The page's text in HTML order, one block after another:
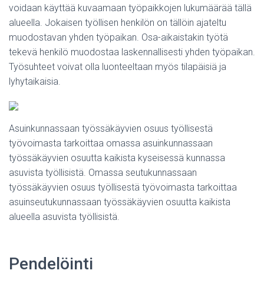
voidaan käyttää kuvaamaan työpaikkojen lukumäärää tällä
alueella. Jokaisen työllisen henkilön on tällöin ajateltu
muodostavan yhden työpaikan. Osa-aikaistakin työtä
tekevä henkilö muodostaa laskennallisesti yhden työpaikan.
Työsuhteet voivat olla luonteeltaan myös tilapäisiä ja
lyhytaikaisia.
Asuinkunnassaan työssäkäyvien osuus työllisestä
työvoimasta tarkoittaa omassa asuinkunnassaan
työssäkäyvien osuutta kaikista kyseisessä kunnassa
asuvista työllisistä. Omassa seutukunnassaan
työssäkäyvien osuus työllisestä työvoimasta tarkoittaa
asuinseutukunnassaan työssäkäyvien osuutta kaikista
alueella asuvista työllisistä.
Pendelöinti